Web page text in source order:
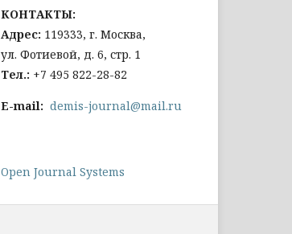
КОНТАКТЫ:
Адрес: 119333, г. Москва,
ул. Фотиевой, д. 6, стр. 1
Тел.: +7 495 822-28-82
E-mail: demis-journal@mail.ru
Open Journal Systems